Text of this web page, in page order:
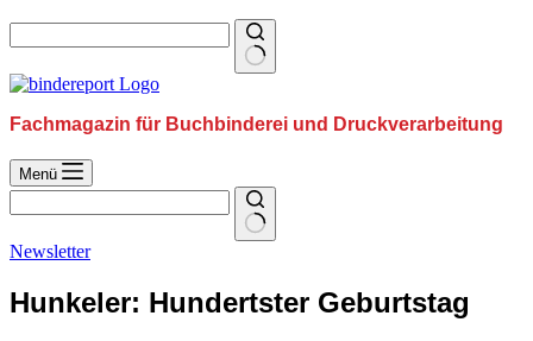
Fachmagazin für Buchbinderei und Druckverarbeitung
Menü
Newsletter
Hunkeler: Hundertster Geburtstag